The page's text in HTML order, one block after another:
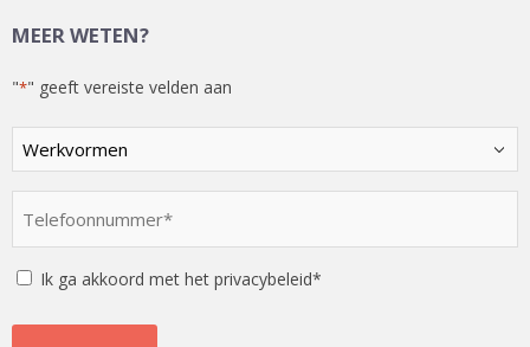
MEER WETEN?
"*" geeft vereiste velden aan
Kies
een
optie
Instemming
Ik ga akkoord met het privacybeleid*